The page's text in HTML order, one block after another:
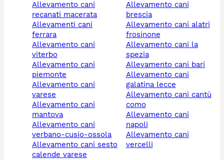
allevamento cani
recanati macerata
allevamenti cani
ferrara
allevamento cani
viterbo
allevamento cani
piemonte
allevamento cani
varese
allevamento cani
mantova
allevamento cani
verbano-cusio-ossola
allevamento cani sesto
calende varese
allevamento cani
brescia
allevamento cani alatri
frosinone
allevamento cani la
spezia
allevamento cani bari
allevamento cani
galatina lecce
allevamento cani cantù
como
allevamento cani
napoli
allevamento cani
vercelli